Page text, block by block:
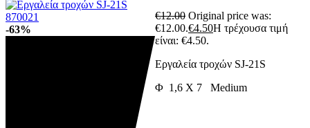
-63%
€12.00 Original price was:
€12.00.€4.50Η τρέχουσα τιμή
είναι: €4.50.
Εργαλεία τροχών SJ-21S
Φ 1,6 X 7 Medium